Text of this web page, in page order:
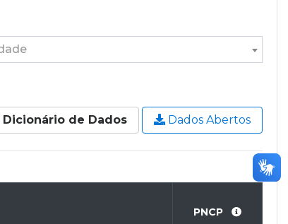
Dicionário de Dados
Dados Abertos
PNCP